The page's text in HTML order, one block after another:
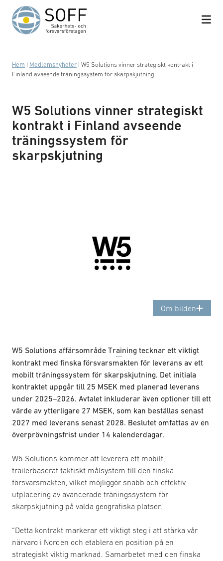
Hoppa till innehåll
Hem Medlemsnyheter W5 Solutions vinner strategiskt kontrakt i
Finland avseende träningssystem för skarpskjutning
W5 Solutions vinner strategiskt
kontrakt i Finland avseende
träningssystem för
skarpskjutning
Om bilden
Logotyp: W5 Solutions
W5 Solutions affärsområde Training tecknar ett viktigt
kontrakt med finska försvarsmakten för leverans av ett
mobilt träningssystem för skarpskjutning. Det initiala
kontraktet uppgår till 25 MSEK med planerad leverans
under 2025–2026. Avtalet inkluderar även optioner till ett
värde av ytterligare 27 MSEK, som kan beställas senast
2027 med leverans senast 2028. Beslutet omfattas av en
överprövningsfrist under 14 kalenderdagar.
W5 Solutions kommer att leverera ett mobilt,
trailerbaserat taktiskt målsystem till den finska
försvarsmakten, vilket möjliggör snabb och effektiv
utplacering av avancerade träningssystem för
skarpskjutning på valda geografiska platser.
“Detta kontrakt markerar ett viktigt steg i att stärka vår
närvaro i Norden och etablera en position på en
strategiskt viktig marknad. Samarbetet med den finska